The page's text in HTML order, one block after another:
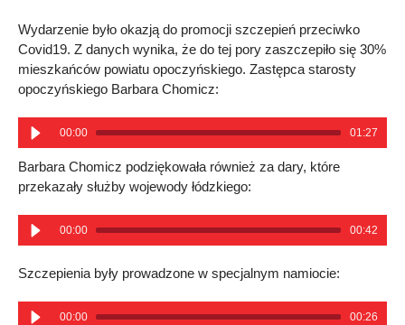
Wydarzenie było okazją do promocji szczepień przeciwko
Covid19. Z danych wynika, że do tej pory zaszczepiło się 30%
mieszkańców powiatu opoczyńskiego. Zastępca starosty
opoczyńskiego Barbara Chomicz:
00:00 01:27
Barbara Chomicz podziękowała również za dary, które
przekazały służby wojewody łódzkiego:
00:00 00:42
Szczepienia były prowadzone w specjalnym namiocie:
00:00 00:26